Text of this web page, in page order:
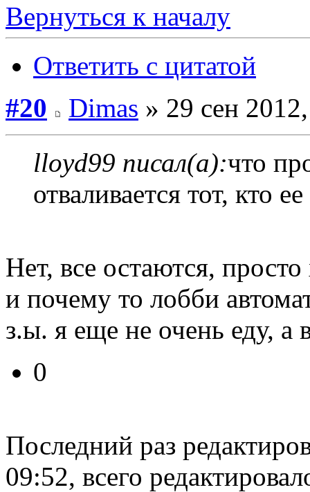
Вернуться к началу
Ответить с цитатой
#20
Dimas » 29 сен
lloyd99 писал(а):что
отваливается тот, кто
Нет, все остаются,
и почему то лобби
з.ы. я еще не очень еду, а
0
Последний раз
09:52, всего